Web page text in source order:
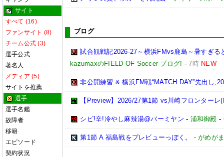
サイト
すべて (16)
ファンサイト (8)
チーム公式 (3)
選手公式
著名人
メディア (5)
サイトを推薦
選手
選手名鑑
故障者
移籍
エピソード
契約状況
ブログ
試合観戦記2026-27～横浜FMvs鹿島～暑すぎ
kazumaxのFIELD OF Soccer ブログ! -7時 NEW
非公開練習 & 横浜FM戦“MATCH DAY”先出し
【Preview】2026/27第1節 vs川崎フロンターレ
シビ!辛!冷やし麻辣湯@バーミヤン - 浦和御殿 -
第1節 A 福島戦をプレビューっぽく。 -がめが